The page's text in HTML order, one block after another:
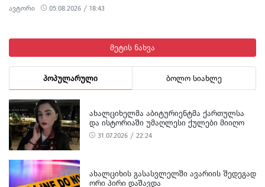
ავტორი 05.08.2026 / 18:43
მეტის ნახვა
პოპულარული ბოლო სიახლე
ᲐᲮᲐᲚᲪᲘᲮᲔᲚᲛᲐ ᲐᲑᲘᲢᲣᲠᲘᲔᲜᲢᲛᲐ ᲥᲐᲠᲗᲣᲚᲡᲐ
ᲓᲐ ᲘᲡᲢᲝᲠᲘᲐᲨᲘ ᲣᲛᲐᲦᲚᲔᲡᲘ ᲥᲣᲚᲔᲑᲘ ᲛᲘᲘᲦᲝ
31.07.2026 / 22:24
ᲐᲮᲐᲚᲪᲘᲮᲘᲡ ᲒᲐᲡᲐᲡᲕᲚᲔᲚᲨᲘ ᲐᲕᲐᲠᲘᲘᲡ ᲨᲔᲓᲔᲒᲐᲓ
ᲝᲠᲘ ᲞᲘᲠᲘ ᲓᲐᲨᲐᲕᲓᲐ